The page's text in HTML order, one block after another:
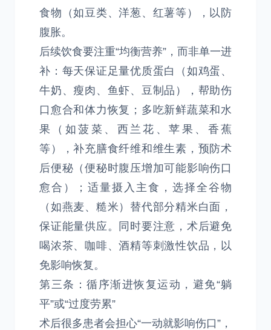
食物（如豆类、洋葱、红薯等），以防
腹胀。
后续饮食要注重“均衡营养”，而非单一进
补：每天保证足量优质蛋白（如鸡蛋、
牛奶、瘦肉、鱼虾、豆制品），帮助伤
口愈合和体力恢复；多吃新鲜蔬菜和水
果（如菠菜、西兰花、苹果、香蕉
等），补充膳食纤维和维生素，预防术
后便秘（便秘时腹压增加可能影响伤口
愈合）；适量摄入主食，选择全谷物
（如燕麦、糙米）替代部分精米白面，
保证能量供应。同时要注意，术后避免
喝浓茶、咖啡、酒精等刺激性饮品，以
免影响恢复。
第三条：循序渐进恢复运动，避免“躺
平”或“过度劳累”
术后很多患者会担心“一动就影响伤口”，